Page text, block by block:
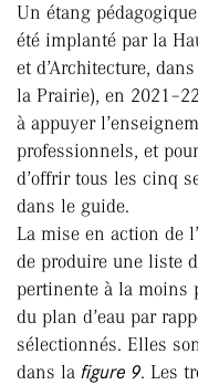
Un étang
été implanté par la
et d’Architecture,
la Prairie), en
à appuyer
professionnels, et
d’offrir tous les cinq
dans le guide.
La mise en action de
de produire une liste
pertinente à la moins
du plan d’eau par
sélectionnés. Elles
dans la figure 9. Les